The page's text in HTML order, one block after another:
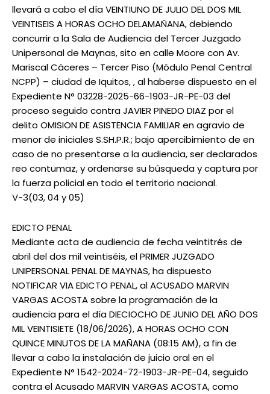
llevará a cabo el día VEINTIUNO DE JULIO DEL DOS MIL
VEINTISEIS A HORAS OCHO DELAMAÑANA, debiendo
concurrir a la Sala de Audiencia del Tercer Juzgado
Unipersonal de Maynas, sito en calle Moore con Av.
Mariscal Cáceres – Tercer Piso (Módulo Penal Central
NCPP) – ciudad de Iquitos, , al haberse dispuesto en el
Expediente N° 03228-2025-66-1903-JR-PE-03 del
proceso seguido contra JAVIER PINEDO DIAZ por el
delito OMISION DE ASISTENCIA FAMILIAR en agravio de
menor de iniciales S.SH.P.R.; bajo apercibimiento de en
caso de no presentarse a la audiencia, ser declarados
reo contumaz, y ordenarse su búsqueda y captura por
la fuerza policial en todo el territorio nacional.
V-3(03, 04 y 05)
EDICTO PENAL
Mediante acta de audiencia de fecha veintitrés de
abril del dos mil veintiséis, el PRIMER JUZGADO
UNIPERSONAL PENAL DE MAYNAS, ha dispuesto
NOTIFICAR VIA EDICTO PENAL, al ACUSADO MARVIN
VARGAS ACOSTA sobre la programación de la
audiencia para el día DIECIOCHO DE JUNIO DEL AÑO DOS
MIL VEINTISIETE (18/06/2026), A HORAS OCHO CON
QUINCE MINUTOS DE LA MAÑANA (08:15 AM), a fin de
llevar a cabo la instalación de juicio oral en el
Expediente N° 1542-2024-72-1903-JR-PE-04, seguido
contra el Acusado MARVIN VARGAS ACOSTA, como